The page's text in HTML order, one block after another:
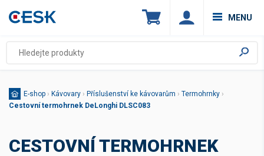
MENU
E-shop › Kávovary › Příslušenství ke kávovarům › Termohrnky ›
Cestovní termohrnek DeLonghi DLSC083
CESTOVNÍ TERMOHRNEK